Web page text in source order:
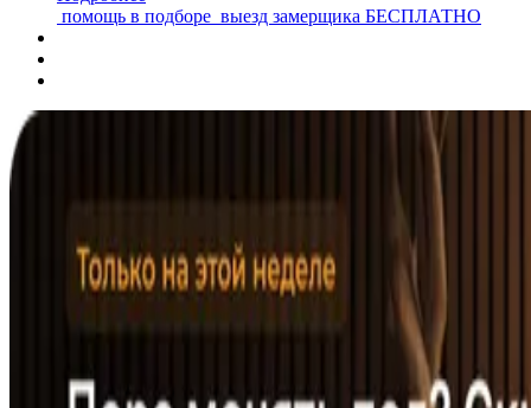
помощь в подборе выезд замерщика БЕСПЛАТНО